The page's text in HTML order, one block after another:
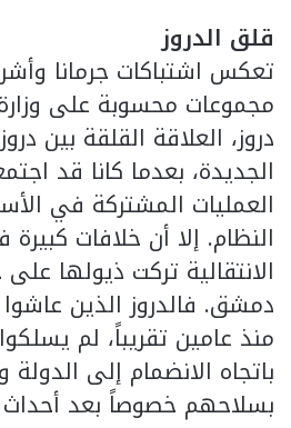
قلق الدروز
تعكس اشتباكات جرمانا
مجموعات محسوبة على
دروز، العلاقة القلقة بين
الجديدة، بعدما كانا قد
العمليات المشتركة في
النظام. إلا أن خلافات
الانتقالية تركت ذيولها
دمشق. فالدروز الذين عاشوا
منذ عامين تقريباً، لم
باتجاه الانضمام إلى الدولة
بسلاحهم خصوصاً بعد